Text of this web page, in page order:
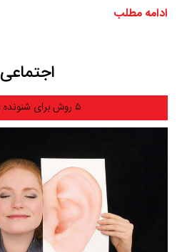
ادامه مطلب
اجتماعی
۵ روش برای شنونده بهتر بودن